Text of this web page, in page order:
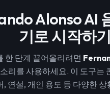
Alonso AI
기로 시작하기
한 단계 끌어올리려면
리를 사용하세요. 이 도구는
, 연설, 개인 용도 등 다양한